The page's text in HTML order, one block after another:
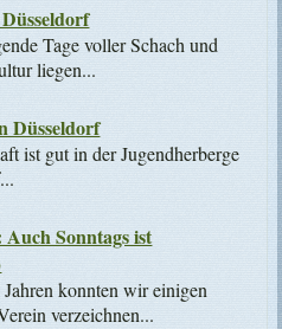
Tage voller Schach und
liegen...
Düsseldorf
ist gut in der Jugendherberge
Sonntags ist
konnten wir einigen
verzeichnen...